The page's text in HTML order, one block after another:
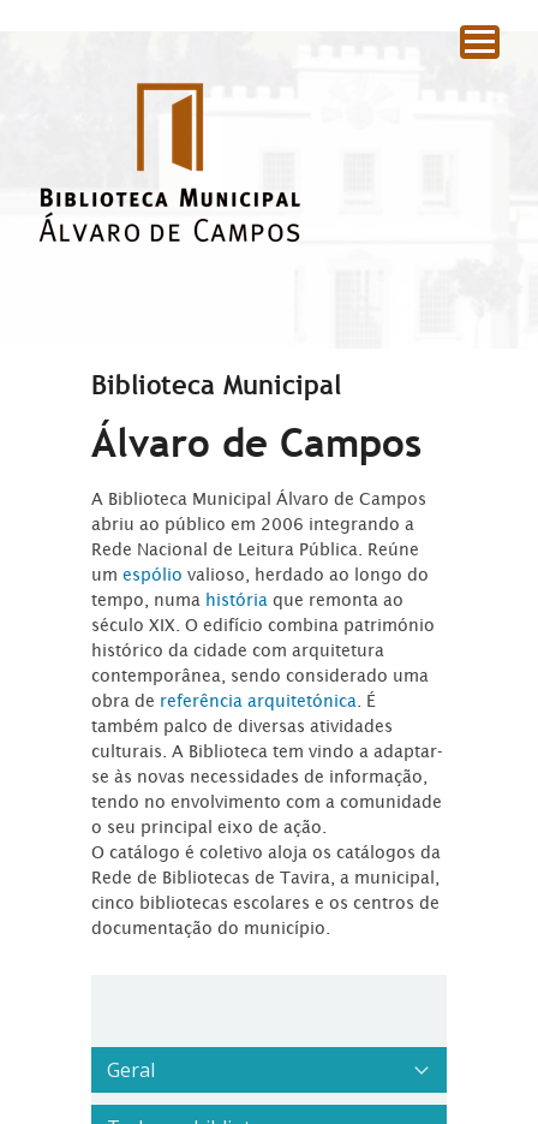
Biblioteca Municipal
Álvaro de Campos
A Biblioteca Municipal Álvaro de Campos
abriu ao público em 2006 integrando a
Rede Nacional de Leitura Pública. Reúne
umespóliovalioso, herdado ao longo do
tempo, numa história que remonta ao
século XIX. O edifício combina património
histórico da cidade com arquitetura
contemporânea, sendo considerado uma
obra de referência arquitetónica . É
também palco de diversas atividades
culturais. A Biblioteca tem vindo a adaptar-
se às novas necessidades de informação,
tendo no envolvimento com a comunidade
o seu principal eixo de ação.
O catálogo é coletivo aloja os catálogos da
Rede de Bibliotecas de Tavira, a municipal,
cinco bibliotecas escolares e os centros de
documentação do município.